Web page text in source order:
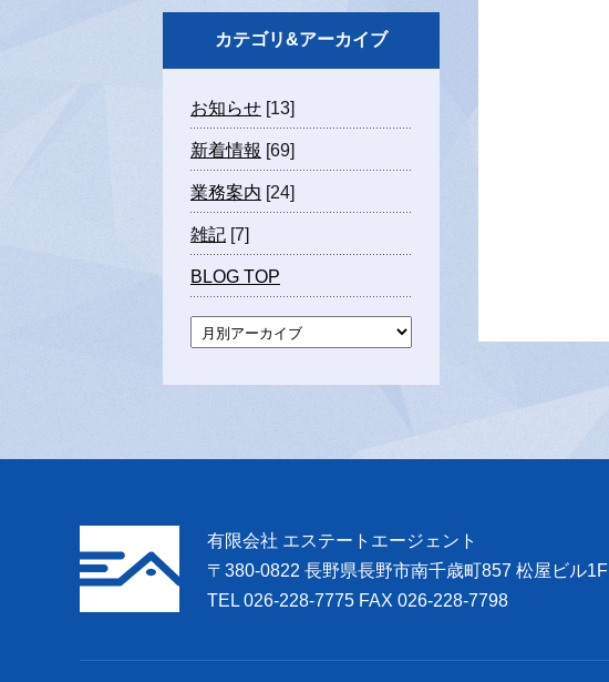
カテゴリ&アーカイブ
お知らせ [13]
新着情報 [69]
業務案内 [24]
雑記 [7]
BLOG TOP
有限会社 エステートエージェント
〒380-0822 長野県長野市南千歳町857 松屋ビル1F
TEL 026-228-7775 FAX 026-228-7798